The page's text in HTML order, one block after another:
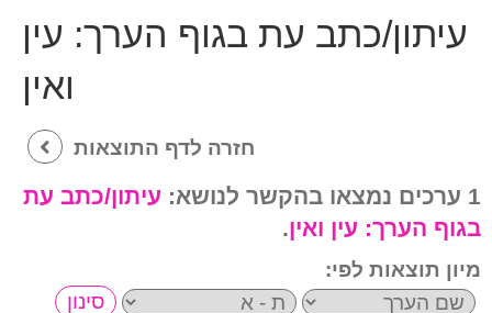
עיתון/כתב עת בגוף הערך: עין
ואין
חזרה לדף התוצאות
1 ערכים נמצאו בהקשר לנושא:
עיתון/כתב עת
בגוף הערך: עין ואין.
מיון תוצאות לפי: